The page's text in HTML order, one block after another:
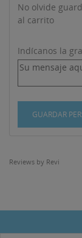
No olvide
al carrito
Indícanos la
GUARDAR
Reviews by Revi
MI LISTA
((LABEL))
INICIAR
Debe iniciar
de deseos.